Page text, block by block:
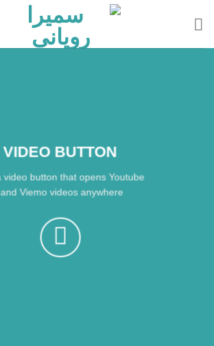
VIDEO BUTTON
video button that opens Youtube
and Viemo videos anywhere.